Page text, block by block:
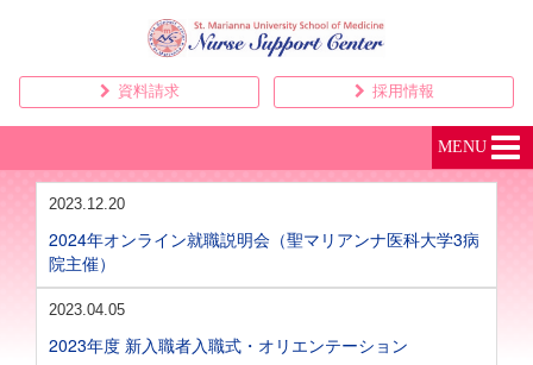
資料請求 採用情報
MENU
2023.12.20
2024年オンライン就職説明会（聖マリアンナ医科大学3病
院主催）
2023.04.05
2023年度 新入職者入職式・オリエンテーション